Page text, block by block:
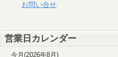
お問い合せ
営業日カレンダー
今月(2026年8月)